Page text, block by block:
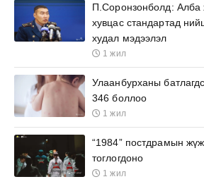
П.Соронзонболд: Алба
хувцас стандартад
худал мэдээлэл
1 жил
Улаанбурханы
346 боллоо
1 жил
“1984” постдрамын
тоглогдоно
1 жил